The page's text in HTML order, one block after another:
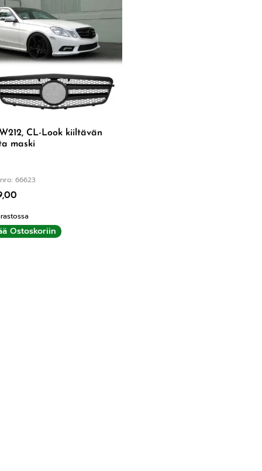
CL-Look kiiltävän
maski
66623
Ostoskoriin